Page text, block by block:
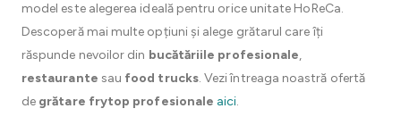
model este alegerea ideală pentru orice unitate HoReCa.
Descoperă mai multe opțiuni și alege grătarul care îți
răspunde nevoilor din bucătăriile profesionale,
restaurante sau food trucks. Vezi întreaga noastră ofertă
de grătare frytop profesionale aici.